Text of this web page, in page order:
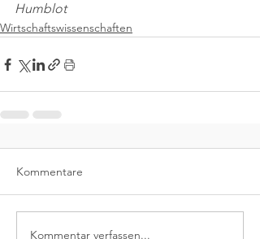
Humblot
Wirtschaftswissenschaften
Kommentare
Kommentar verfassen...